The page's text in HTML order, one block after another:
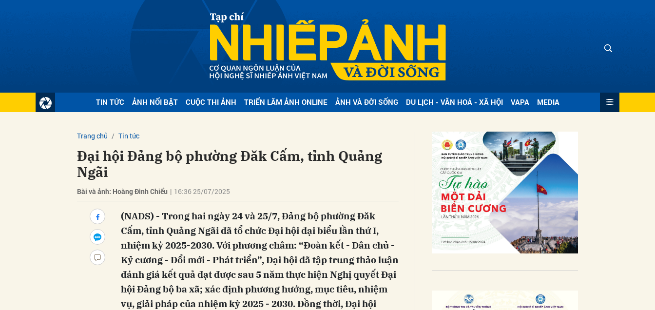
TIN TỨC ẢNH NỔI BẬT CUỘC THI ẢNH TRIỂN LÃM ẢNH ONLINE ẢNH VÀ ĐỜI SỐNG DU LỊCH - VĂN HOÁ - XÃ HỘI VAPA MEDIA
Trang chủ Tin tức
Đại hội Đảng bộ phường Đăk Cấm, tỉnh Quảng
Ngãi
Bài và ảnh: Hoàng Đình Chiểu | 16:36 25/07/2025
(NADS) - Trong hai ngày 24 và 25/7, Đảng bộ phường Đăk
Cấm, tỉnh Quảng Ngãi đã tổ chức Đại hội đại biểu lần thứ I,
nhiệm kỳ 2025-2030. Với phương châm: “Đoàn kết - Dân chủ -
Kỷ cương - Đổi mới - Phát triển”, Đại hội đã tập trung thảo luận
đánh giá kết quả đạt được sau 5 năm thực hiện Nghị quyết Đại
hội Đảng bộ ba xã; xác định phương hướng, mục tiêu, nhiệm
vụ, giải pháp của nhiệm kỳ 2025 - 2030. Đồng thời, Đại hội
Gửi bình luận
Gửi